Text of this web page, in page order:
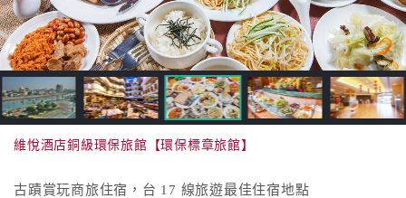
直
接
跟
飯
店
訂
HOT
維悅酒店銅級環保旅館【環保標章旅館】
古蹟賞玩商旅住宿，台 17 線旅遊最佳住宿地點